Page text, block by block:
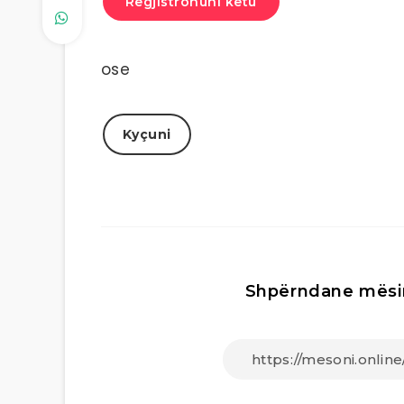
ose
Kyçuni
Shpërndane